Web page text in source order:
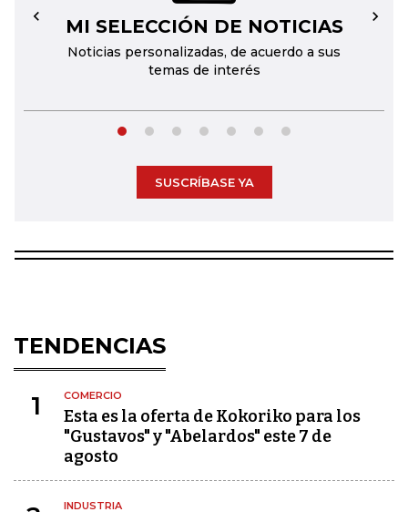
MI SELECCIÓN DE NOTICIAS
Noticias personalizadas, de acuerdo a sus
temas de interés
← →
SUSCRÍBASE YA
TENDENCIAS
1 COMERCIO
Esta es la oferta de Kokoriko para los
"Gustavos" y "Abelardos" este 7 de
agosto
INDUSTRIA